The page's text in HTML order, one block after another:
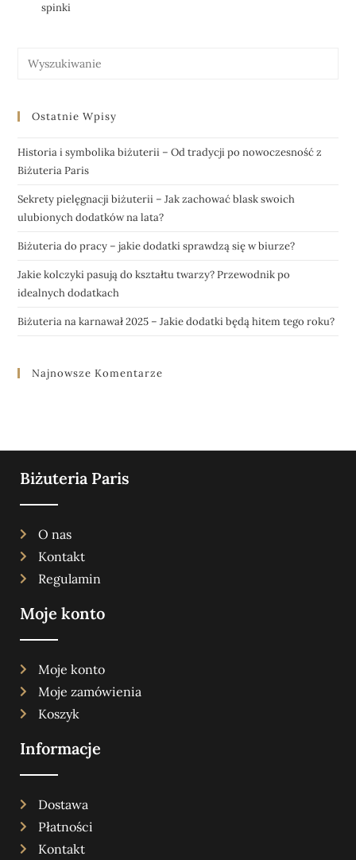
spinki
Ostatnie Wpisy
Historia i symbolika biżuterii – Od tradycji po nowoczesność z
Biżuteria Paris
Sekrety pielęgnacji biżuterii – Jak zachować blask swoich
ulubionych dodatków na lata?
Biżuteria do pracy – jakie dodatki sprawdzą się w biurze?
Jakie kolczyki pasują do kształtu twarzy? Przewodnik po
idealnych dodatkach
Biżuteria na karnawał 2025 – Jakie dodatki będą hitem tego roku?
Najnowsze Komentarze
Biżuteria Paris
O nas
Kontakt
Regulamin
Moje konto
Moje konto
Moje zamówienia
Koszyk
Informacje
Dostawa
Płatności
Kontakt